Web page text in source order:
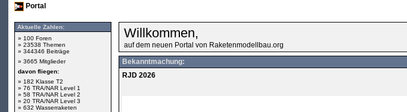
Portal
Aktuelle Zahlen:
» 100 Foren
» 23538 Themen
» 344346 Beiträge
» 3665 Mitglieder
davon fliegen:
» 182 Klasse T2
» 76 TRA/NAR Level 1
» 58 TRA/NAR Level 2
» 20 TRA/NAR Level 3
» 632 Wasserraketen
Willkommen,
auf dem neuen Portal von Raketenmodellbau.org
Bekanntmachung:
RJD 2026